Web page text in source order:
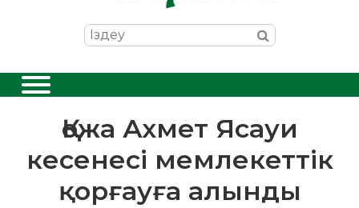
Қожа Ахмет Ясауи
кесенесі мемлекеттік
қорғауға алынды